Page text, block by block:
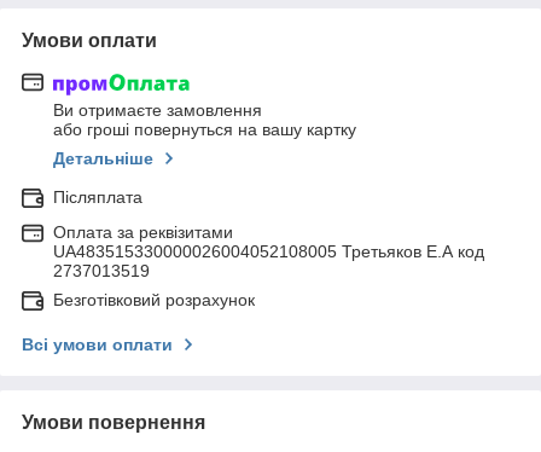
Умови оплати
Ви отримаєте замовлення
або гроші повернуться на вашу картку
Детальніше
Післяплата
Оплата за реквізитами
UA483515330000026004052108005 Третьяков Е.А код
2737013519
Безготівковий розрахунок
Всі умови оплати
Умови повернення